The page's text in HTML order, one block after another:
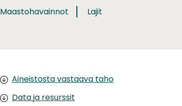
Maastohavainnot Lajit
Aineistosta vastaava taho
Data ja resurssit